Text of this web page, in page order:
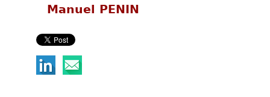
Manuel PENIN